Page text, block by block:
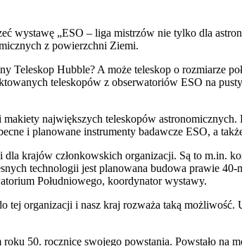
wystawę „ESO – liga mistrzów nie tylko dla
z powierzchni Ziemi.
Teleskop Hubble? A może teleskop o rozmiarze
teleskopów z obserwatoriów ESO na
największych teleskopów
i planowane instrumenty badawcze ESO, a
krajów członkowskich organizacji. Są to m.in.
technologii jest planowana budowa prawie
Południowego, koordynator wystawy.
tej organizacji i nasz kraj rozważa taką
50. rocznicę swojego powstania. Powstało na